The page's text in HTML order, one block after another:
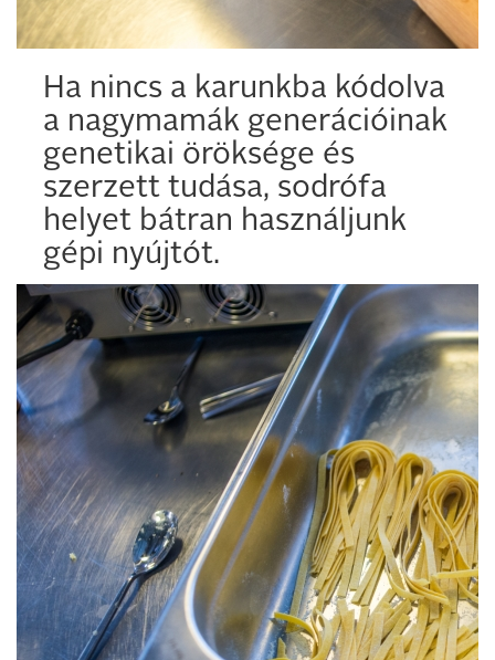
Ha nincs a karunkba kódolva
a nagymamák generációinak
genetikai öröksége és
szerzett tudása, sodrófa
helyet bátran használjunk
gépi nyújtót.